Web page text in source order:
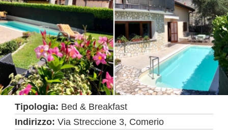
Tipologia: Bed & Breakfast
Indirizzo:Via Streccione 3, Comerio